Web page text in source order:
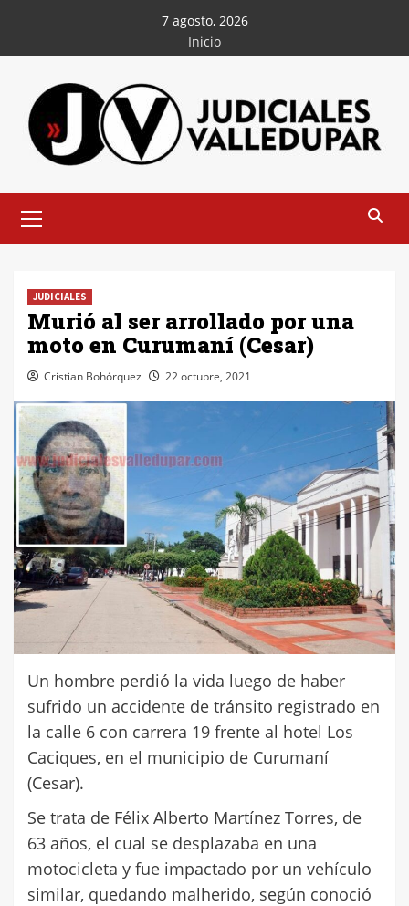
contenido
7 agosto, 2026
Inicio
principal
JUDICIALES
Murió al ser arrollado por una
moto en Curumaní (Cesar)
Cristian Bohórquez 22 octubre, 2021
Un hombre perdió la vida luego de haber
sufrido un accidente de tránsito registrado en
la calle 6 con carrera 19 frente al hotel Los
Caciques, en el municipio de Curumaní
(Cesar).
Se trata de Félix Alberto Martínez Torres, de
63 años, el cual se desplazaba en una
motocicleta y fue impactado por un vehículo
similar, quedando malherido, según conoció